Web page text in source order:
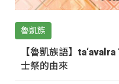
魯凱族
【魯凱族語】
士祭的由來